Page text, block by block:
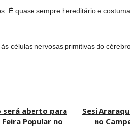
É quase sempre hereditário e
células nervosas primitivas do
será aberto para
Popular no
Sesi
no